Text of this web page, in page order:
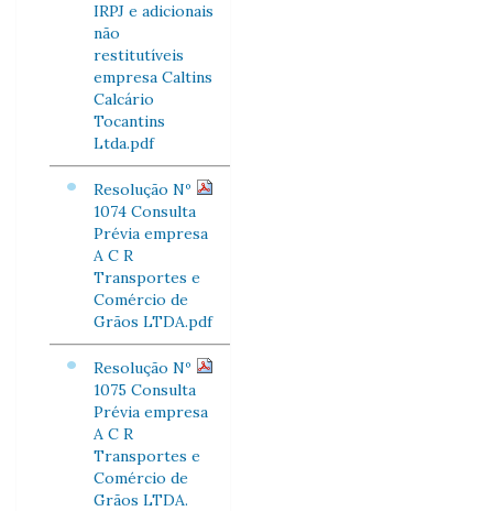
IRPJ e adicionais
não
restitutíveis
empresa Caltins
Calcário
Tocantins
Ltda.pdf
Resolução Nº
1074 Consulta
Prévia empresa
A C R
Transportes e
Comércio de
Grãos LTDA.pdf
Resolução Nº
1075 Consulta
Prévia empresa
A C R
Transportes e
Comércio de
Grãos LTDA.